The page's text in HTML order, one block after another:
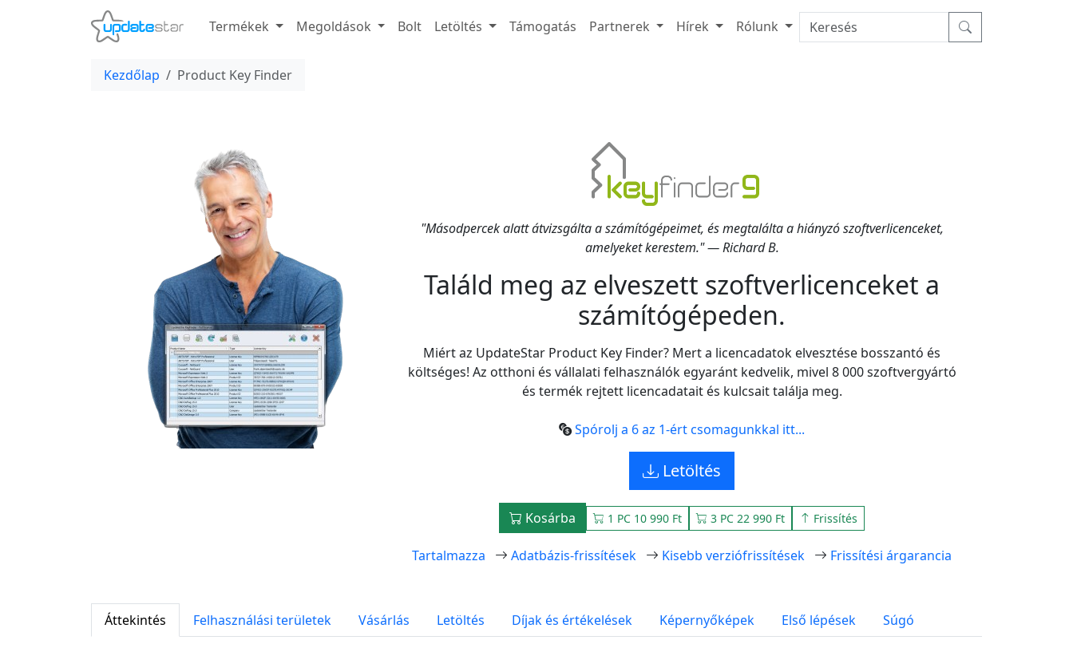
Termékek Megoldások Bolt Letöltés Támogatás Partnerek Hírek Rólunk
Kezdőlap Product Key Finder
"Másodpercek alatt átvizsgálta a számítógépeimet, és megtalálta a hiányzó szoftverlicenceket,
amelyeket kerestem." — Richard B.
Találd meg az elveszett szoftverlicenceket a
számítógépeden.
Miért az UpdateStar Product Key Finder? Mert a licencadatok elvesztése bosszantó és
költséges! Az otthoni és vállalati felhasználók egyaránt kedvelik, mivel 8 000 szoftvergyártó
és termék rejtett licencadatait és kulcsait találja meg.
Spórolj a 6 az 1-ért csomagunkkal itt...
Letöltés
Kosárba 1 PC 10 990 Ft 3 PC 22 990 Ft Frissítés
Tartalmazza Adatbázis-frissítések Kisebb verziófrissítések Frissítési árgarancia
Áttekintés Felhasználási területek Vásárlás Letöltés Díjak és értékelések Képernyőképek Első lépések Súgó